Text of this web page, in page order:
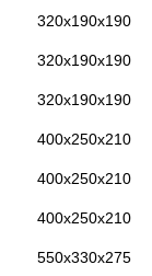
320x190x190
320x190x190
320x190x190
400x250x210
400x250x210
400x250x210
550x330x275